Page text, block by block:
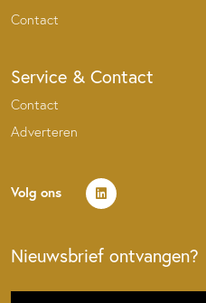
Contact
Service & Contact
Contact
Adverteren
Volg ons
Nieuwsbrief ontvangen?